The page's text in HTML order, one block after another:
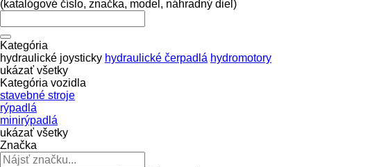
(katalógové číslo, značka, model, náhradný diel)
Kategória
hydraulické joysticky hydraulické čerpadlá hydromotory
ukázať všetky
Kategória vozidla
stavebné stroje
rýpadlá
minirýpadlá
ukázať všetky
Značka